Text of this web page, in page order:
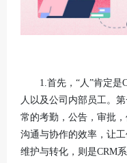
1.首先，“人”肯定
人以及公司内部员工。
常的考勤，公告，审批
沟通与协作的效率，让
维护与转化，则是CRM